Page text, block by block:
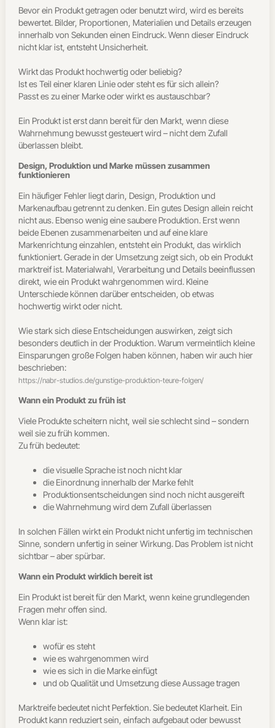
Bevor ein Produkt getragen oder benutzt wird, wird es bereits
bewertet. Bilder, Proportionen, Materialien und Details erzeugen
innerhalb von Sekunden einen Eindruck.Wenn dieser Eindruck
nicht klar ist, entsteht Unsicherheit.
Wirkt das Produkt hochwertig oder beliebig?
Ist es Teil einer klaren Linie oder steht es für sich allein?
Passt es zu einer Marke oder wirkt es austauschbar?
Ein Produkt ist erst dann bereit für den Markt, wenn diese
Wahrnehmung bewusst gesteuert wird – nicht dem Zufall
überlassen bleibt.
Design, Produktion und Marke müssen zusammen
funktionieren
Ein häufiger Fehler liegt darin, Design, Produktion und
Markenaufbau getrennt zu denken. Ein gutes Design allein reicht
nicht aus. Ebenso wenig eine saubere Produktion. Erst wenn
beide Ebenen zusammenarbeiten und auf eine klare
Markenrichtung einzahlen, entsteht ein Produkt, das wirklich
funktioniert.Gerade in der Umsetzung zeigt sich, ob ein Produkt
marktreif ist. Materialwahl, Verarbeitung und Details beeinflussen
direkt, wie ein Produkt wahrgenommen wird. Kleine
Unterschiede können darüber entscheiden, ob etwas
hochwertig wirkt oder nicht.
Wie stark sich diese Entscheidungen auswirken, zeigt sich
besonders deutlich in der Produktion. Warum vermeintlich kleine
Einsparungen große Folgen haben können, haben wir auch hier
beschrieben:
https://nabr-studios.de/gunstige-produktion-teure-folgen/
Wann ein Produkt zu früh ist
Viele Produkte scheitern nicht, weil sie schlecht sind – sondern
weil sie zu früh kommen.
Zu früh bedeutet:
die visuelle Sprache ist noch nicht klar
die Einordnung innerhalb der Marke fehlt
Produktionsentscheidungen sind noch nicht ausgereift
die Wahrnehmung wird dem Zufall überlassen
In solchen Fällen wirkt ein Produkt nicht unfertig im technischen
Sinne, sondern unfertig in seiner Wirkung. Das Problem ist nicht
sichtbar – aber spürbar.
Wann ein Produkt wirklich bereit ist
Ein Produkt ist bereit für den Markt, wenn keine grundlegenden
Fragen mehr offen sind.
Wenn klar ist:
wofür es steht
wie es wahrgenommen wird
wie es sich in die Marke einfügt
und ob Qualität und Umsetzung diese Aussage tragen
Marktreife bedeutet nicht Perfektion.Sie bedeutet Klarheit. Ein
Produkt kann reduziert sein, einfach aufgebaut oder bewusst